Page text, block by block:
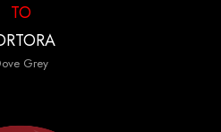
TO
Grey